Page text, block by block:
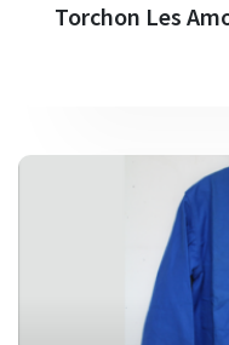
Torchon Les